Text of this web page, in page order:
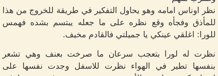
نظر اوناس امامه وهو يحاول التفكير في طريقة للخروج من هذا
للمأذق وفجأه وقع نظره على ما جعله يبتسم بشده فهمس
للورا: اغلقي عينكي يا جميلتي فالقادم مخيف.
نظرت له لورا بتعجب سرعان ما صرخت بعنف وهي تشعر
بنفسها تطير في الهواء نظرت للاسفل وجدت نفسها على